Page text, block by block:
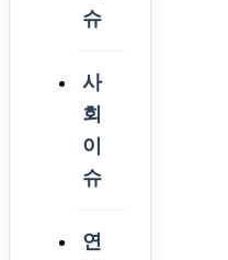
슈
사
회
이
슈
연